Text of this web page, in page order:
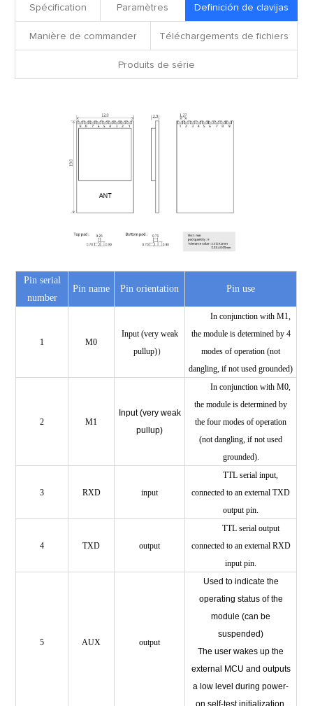
Spécification Paramètres Definición de clavijas
Manière de commander Téléchargements de fichiers
Produits de série
Pin serial
number
Pin name Pin orientation Pin use
1 M0
Input (very weak
pullup)）
In conjunction with M1,
the module is determined by 4
modes of operation (not
dangling, if not used grounded)
2 M1
Input (very weak
pullup)
In conjunction with M0,
the module is determined by
the four modes of operation
(not dangling, if not used
grounded).
3 RXD input
TTL serial input,
connected to an external TXD
output pin.
4 TXD output
TTL serial output
connected to an external RXD
input pin.
5 AUX output
Used to indicate the
operating status of the
module (can be
suspended)
The user wakes up the
external MCU and outputs
a low level during power-
on self-test initialization.